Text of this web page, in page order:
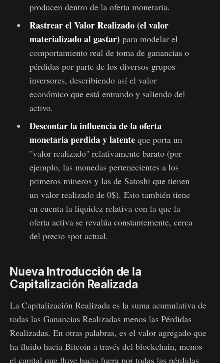
producen dentro de la oferta monetaria.
Rastrear el Valor Realizado (el valor
materializado al gastar) para modelar el
comportamiento real de toma de ganancias o
pérdidas por parte de los diversos grupos
inversores, describiendo así el valor
económico que está entrando y saliendo del
activo.
Descontar la influencia de la oferta
monetaria perdida y latenteque porta un
"valor realizado" relativamente barato (por
ejemplo, las monedas pertenecientes a los
primeros mineros y las de Satoshi que tienen
un valor realizado de 0$). Esto también tiene
en cuenta la liquidez relativa con la que la
oferta activa se revalúa constantemente, cerca
del precio spot actual.
Nueva Introducción de la
Capitalización Realizada
La Capitalización Realizada es la suma acumulativa de
todas las Ganancias Realizadas menos las Pérdidas
Realizadas. En otras palabras, es el valor agregado que
ha fluido hacia Bitcoin a través del blockchain, menos
el capital que fluye hacia fuera por todas las pérdidas